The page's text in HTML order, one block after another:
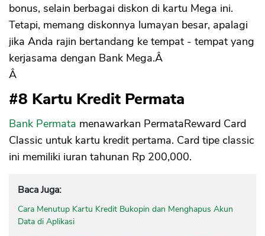
bonus, selain berbagai diskon di kartu Mega ini.
Tetapi, memang diskonnya lumayan besar, apalagi
jika Anda rajin bertandang ke tempat - tempat yang
kerjasama dengan Bank Mega.Â
Â
#8 Kartu Kredit Permata
Bank Permata menawarkan PermataReward Card
Classic untuk kartu kredit pertama. Card tipe classic
ini memiliki iuran tahunan Rp 200,000.
Baca Juga:
Cara Menutup Kartu Kredit Bukopin dan Menghapus Akun
Data di Aplikasi